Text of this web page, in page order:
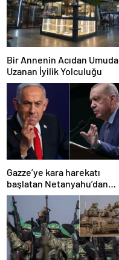
Bir Annenin Acıdan Umuda
Uzanan İyilik Yolculuğu
Gazze’ye kara harekatı
başlatan Netanyahu’dan
Erdoğan’a küstah sözler